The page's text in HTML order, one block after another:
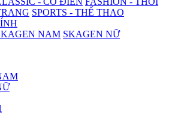
SPORTS - THỂ THAO
NAM SKAGEN NỮ